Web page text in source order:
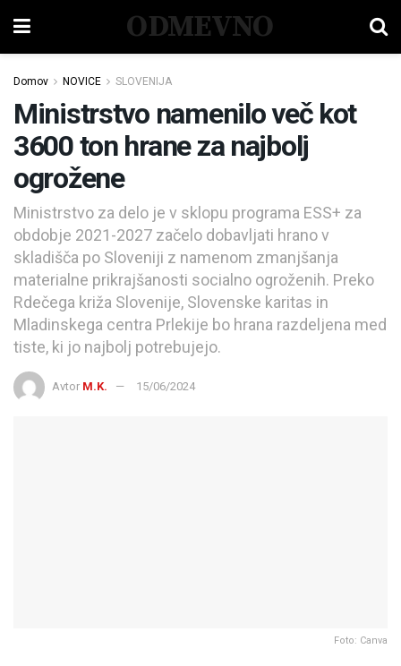
ODMEVNO
Domov NOVICE SLOVENIJA
Ministrstvo namenilo več kot
3600 ton hrane za najbolj
ogrožene
Ministrstvo za delo je v sklopu programa ESS+ za
obdobje 2021-2027 začelo dobavljati hrano v
skladišča po Sloveniji z namenom zmanjšanja
materialne prikrajšanosti socialno ogroženih. Preko
Rdečega križa Slovenije, Slovenske karitas in
Mladinskega centra Prlekije bo hrana razdeljena med
tiste, ki jo najbolj potrebujejo.
Avtor M.K. 15/06/2024
Foto: Canva